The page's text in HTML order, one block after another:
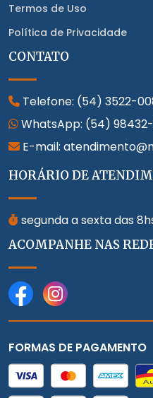
Termos de Uso
Política de Privacidade
CONTATO
Telefone: (54) 3522-
WhatsApp: (54) 98432-
E-mail:
HORÁRIO DE
segunda a sexta das
ACOMPANHE NAS
FORMAS DE PAGAMENTO